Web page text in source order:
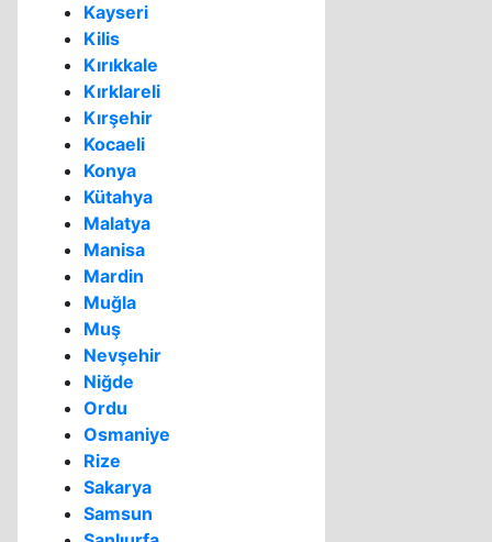
Kayseri
Kilis
Kırıkkale
Kırklareli
Kırşehir
Kocaeli
Konya
Kütahya
Malatya
Manisa
Mardin
Muğla
Muş
Nevşehir
Niğde
Ordu
Osmaniye
Rize
Sakarya
Samsun